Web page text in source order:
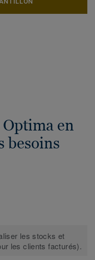
en
besoins
les stocks et
les clients facturés).